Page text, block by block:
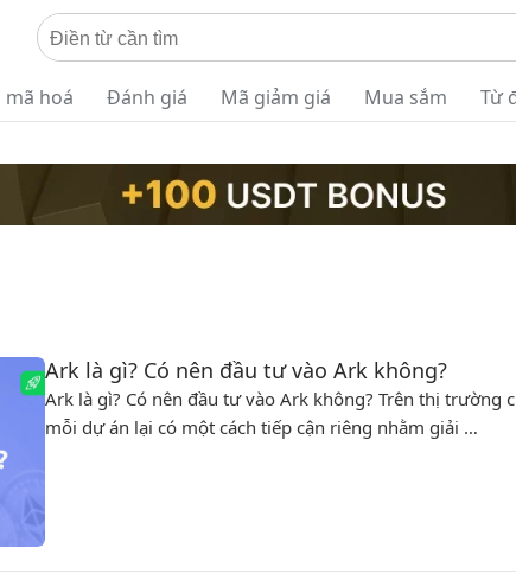
mã hoá Đánh giá Mã giảm giá Mua sắm Từ
Ark là gì? Có nên đầu tư vào Ark không?
Ark là gì? Có nên đầu tư vào Ark không? Trên thị
mỗi dự án lại có một cách tiếp cận riêng nhằm giải …